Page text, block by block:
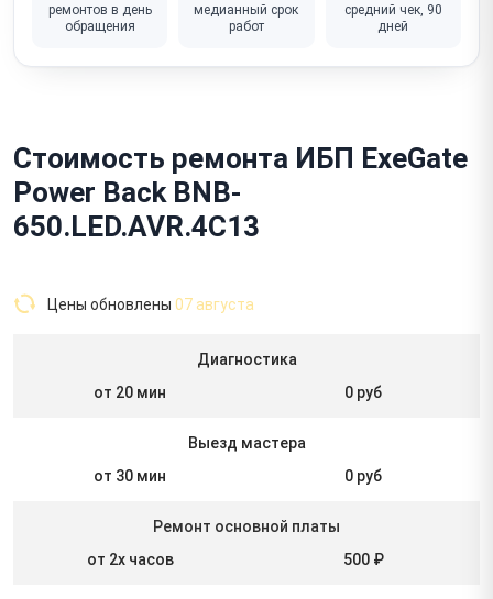
ремонтов в день
обращения
медианный срок
работ
средний чек, 90
дней
Стоимость ремонта ИБП ExeGate
Power Back BNB-
650.LED.AVR.4C13
Цены обновлены 07 августа
Диагностика
от 20 мин
0 руб
Выезд мастера
от 30 мин
0 руб
Ремонт основной платы
от 2х часов
500 ₽